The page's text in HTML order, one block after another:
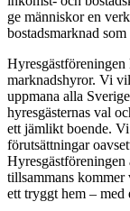
ge människor en
bostadsmarknad
marknadshyror. Vi
uppmana alla
hyresgästernas val
ett jämlikt boende.
förutsättningar
Hyresgästföreningen
tillsammans kommer
ett tryggt hem – med